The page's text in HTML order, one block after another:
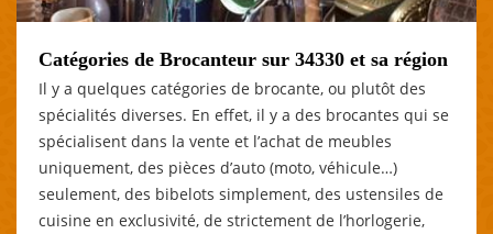
Catégories de Brocanteur sur 34330 et sa région
Il y a quelques catégories de brocante, ou plutôt des
spécialités diverses. En effet, il y a des brocantes qui se
spécialisent dans la vente et l’achat de meubles
uniquement, des pièces d’auto (moto, véhicule…)
seulement, des bibelots simplement, des ustensiles de
cuisine en exclusivité, de strictement de l’horlogerie,